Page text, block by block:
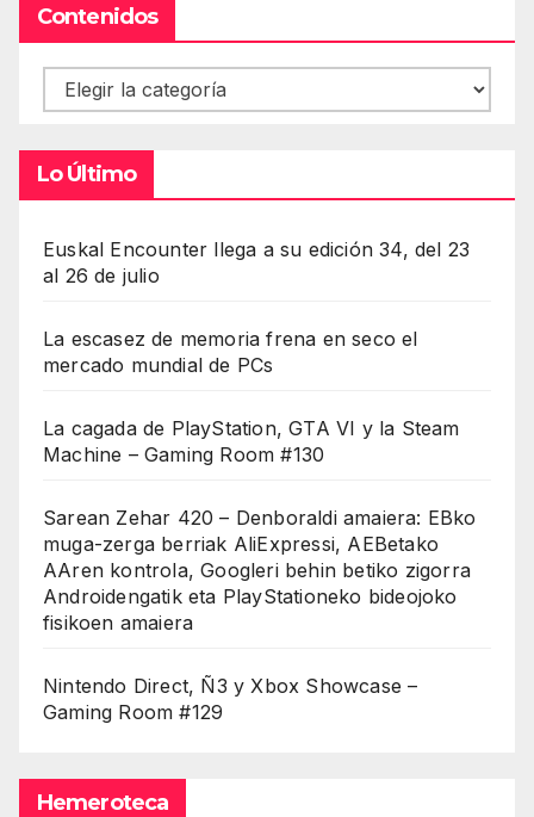
Contenidos
Contenidos
Lo Último
Euskal Encounter llega a su edición 34, del 23
al 26 de julio
La escasez de memoria frena en seco el
mercado mundial de PCs
La cagada de PlayStation, GTA VI y la Steam
Machine – Gaming Room #130
Sarean Zehar 420 – Denboraldi amaiera: EBko
muga-zerga berriak AliExpressi, AEBetako
AAren kontrola, Googleri behin betiko zigorra
Androidengatik eta PlayStationeko bideojoko
fisikoen amaiera
Nintendo Direct, Ñ3 y Xbox Showcase –
Gaming Room #129
Hemeroteca